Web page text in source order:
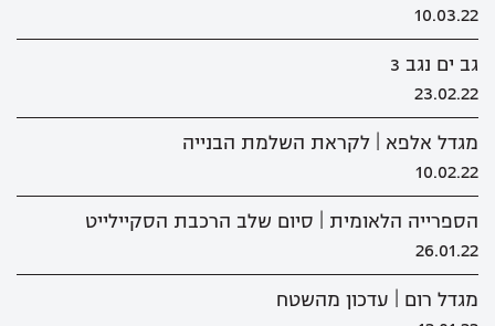
10.03.22
גב ים נגב 3
23.02.22
מגדל אלפא | לקראת השלמת הבנייה
10.02.22
הספרייה הלאומית | סיום שלב הרכבת הסקיילייט
26.01.22
מגדל רום | עדכון מהשטח